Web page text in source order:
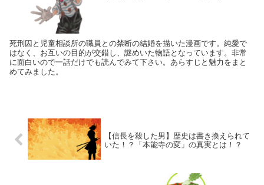
死刑囚と児童相談所の職員との禁断の結婚を描いた漫画です。純愛で
はなく、お互いの目的が交錯し、謎めいた物語となっています。非常
に面白いので一話だけでも読んでみて下さい。あらすじと魅力をまと
めてみました。
【信長を殺した男】歴史は書き換えられて
いた！？「本能寺の変」の真実とは！？